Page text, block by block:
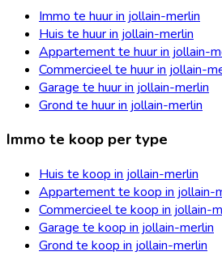
Immo te huur in jollain-merlin
Huis te huur in jollain-merlin
Appartement te huur in jollain-
Commercieel te huur in jollain-
Garage te huur in jollain-merlin
Grond te huur in jollain-merlin
Immo te koop per type
Huis te koop in jollain-merlin
Appartement te koop in jollain-
Commercieel te koop in jollain-
Garage te koop in jollain-merlin
Grond te koop in jollain-merlin